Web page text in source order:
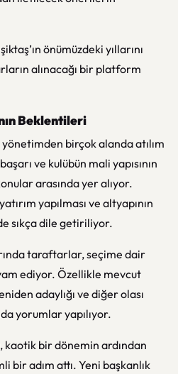
önümüzdeki yıllarını
alınacağı bir platform
Beklentileri
birçok alanda atılım
ve kulübün mali yapısının
arasında yer alıyor.
yapılması ve altyapının
sıkça dile getiriliyor.
taraftarlar, seçime dair
ediyor. Özellikle mevcut
adaylığı ve diğer olası
yorumlar yapılıyor.
kaotik bir dönemin ardından
bir adım attı. Yeni başkanlık